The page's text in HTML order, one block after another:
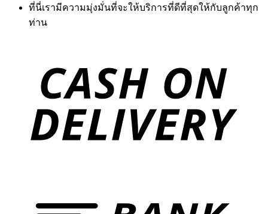
ที่นี่เรามีความมุ่งมั่นที่จะให้บริการที่ดีที่สุดให้กับลูกค้าทุก
ท่าน